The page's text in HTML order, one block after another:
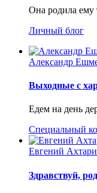
Она родила ему
Личный блог
Александр
Выходные с
Едем на день
Специальный
Евгений
Здравствуй,